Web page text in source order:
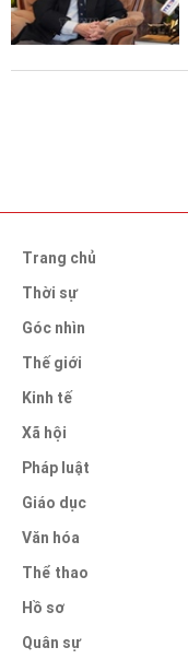
Trang chủ
Thời sự
Góc nhìn
Thế giới
Kinh tế
Xã hội
Pháp luật
Giáo dục
Văn hóa
Thể thao
Hồ sơ
Quân sự